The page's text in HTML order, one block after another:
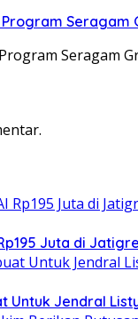
Seragam
Seragam
Rp195 Juta di
Untuk Jendral